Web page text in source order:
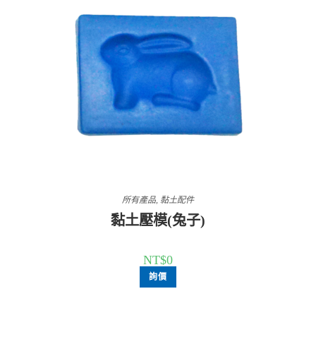
所有產品, 黏土配件
黏土壓模(兔子)
NT$0
詢價